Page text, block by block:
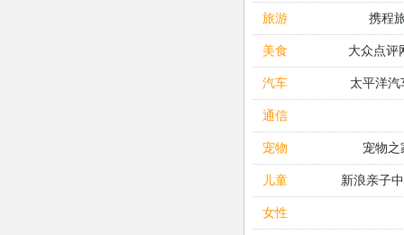
旅游 携程
美食 大众点评
汽车 太平洋汽
通信
宠物 宠物之
儿童 新浪亲子
女性